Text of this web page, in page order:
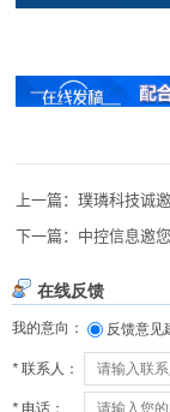
上一篇：璞璘科技诚
下一篇： 中控信息邀